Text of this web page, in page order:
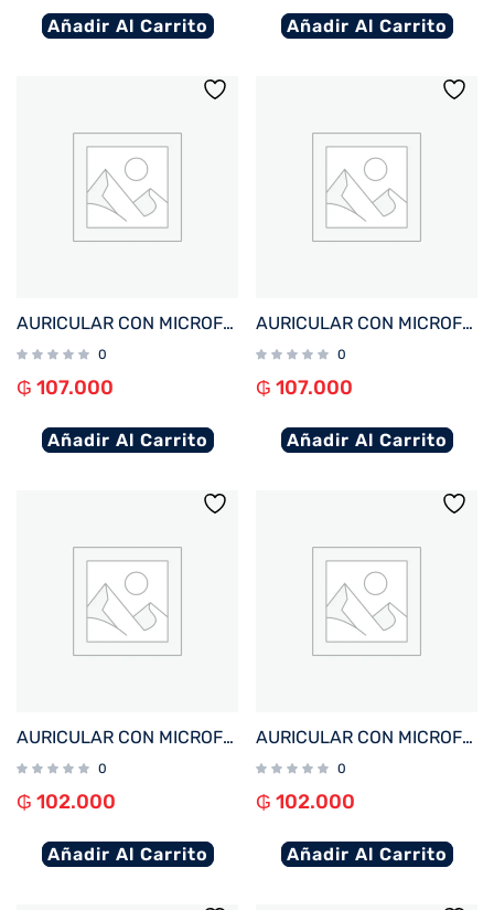
Añadir Al Carrito Añadir Al Carrito
AURICULAR CON MICROFONO FTX E60-WH BT/MIC/TOUCH/IPX4 BLANCO
0
₲ 107.000
Añadir Al Carrito
AURICULAR CON MICROFONO FTX E60-BK BT/MIC/TOUCH/IPX4 NEGRO
0
₲ 107.000
Añadir Al Carrito
AURICULAR CON MICROFONO FTX E95-BG BT/MIC/TOUCH/IPX6 BEIGE
0
₲ 102.000
Añadir Al Carrito
AURICULAR CON MICROFONO FTX E95-BK BT/MIC/TOUCH/IPX6 NEGRO
0
₲ 102.000
Añadir Al Carrito